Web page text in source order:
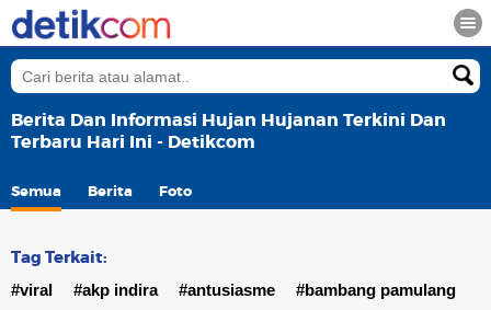
Berita Dan Informasi Hujan Hujanan Terkini Dan
Terbaru Hari Ini - Detikcom
Semua Berita Foto
Tag Terkait:
#viral #akp indira #antusiasme
#bambang pamulang